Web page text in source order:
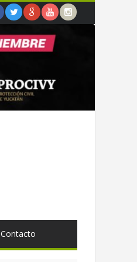
Contacto